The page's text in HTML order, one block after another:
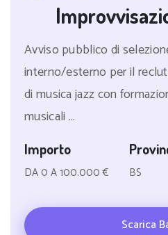
Avviso pubblico di
interno/esterno per il
di musica jazz con
musicali ...
Importo
DA 0 A 100.000 € BS
Scarica